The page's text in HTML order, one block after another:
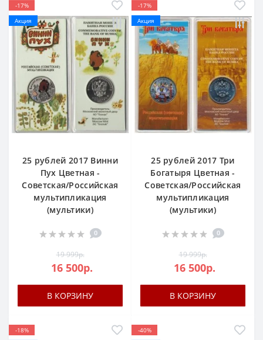
-17%
Акция
25 рублей 2017 Винни
Пух Цветная -
Советская/Российская
мультипликация
(мультики)
0
19 999р.
16 500р.
В КОРЗИНУ
-17%
Акция
25 рублей 2017 Три
Богатыря Цветная -
Советская/Российская
мультипликация
(мультики)
0
19 999р.
16 500р.
В КОРЗИНУ
-18%
-40%